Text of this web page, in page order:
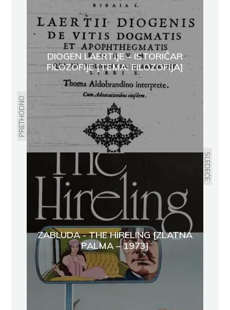
PRETHODNO
DIOGEN LAERTIJE – ISTORIČAR
FILOZOFIJE [TEMA: FILOZOFIJA]
SLEDEĆE
ZABLUDA - THE HIRELING [ZLATNA
PALMA – 1973]